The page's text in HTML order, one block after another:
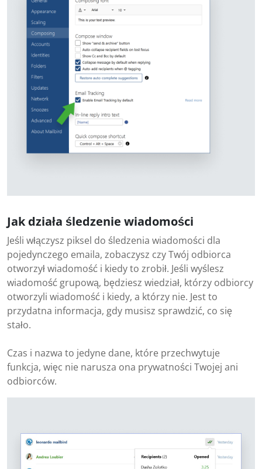
Jak działa śledzenie wiadomości
Jeśli włączysz piksel do śledzenia wiadomości dla
pojedynczego emaila, zobaczysz czy Twój odbiorca
otworzył wiadomość i kiedy to zrobił. Jeśli wyślesz
wiadomość grupową, będziesz wiedział, którzy odbiorcy
otworzyli wiadomość i kiedy, a którzy nie. Jest to
przydatna informacja, gdy musisz sprawdzić, co się
stało.
Czas i nazwa to jedyne dane, które przechwytuje
funkcja, więc nie narusza ona prywatności Twojej ani
odbiorców.